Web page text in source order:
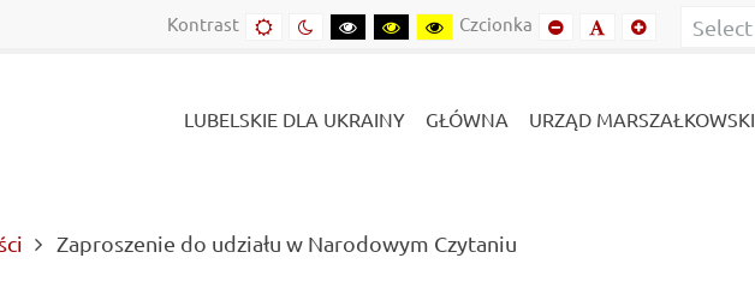
Kontrast Domyślny
kontrast
Kontrast
nocny
Kontrast
czarny-
Kontrast
czarny-
Kontrast
żółto-
Czcionka Mniejszy
font
Domyślny
font
Mniejszy
LUBELSKIE DLA UKRAINY GŁÓWNA URZĄD MARSZAŁKOWSKI
Zaproszenie do udziału w Narodowym Czytaniu